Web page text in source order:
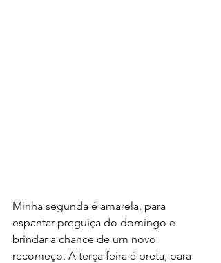
Minha segunda é amarela, para
espantar preguiça do domingo e
brindar a chance de um novo
recomeço. A terça feira é preta, para